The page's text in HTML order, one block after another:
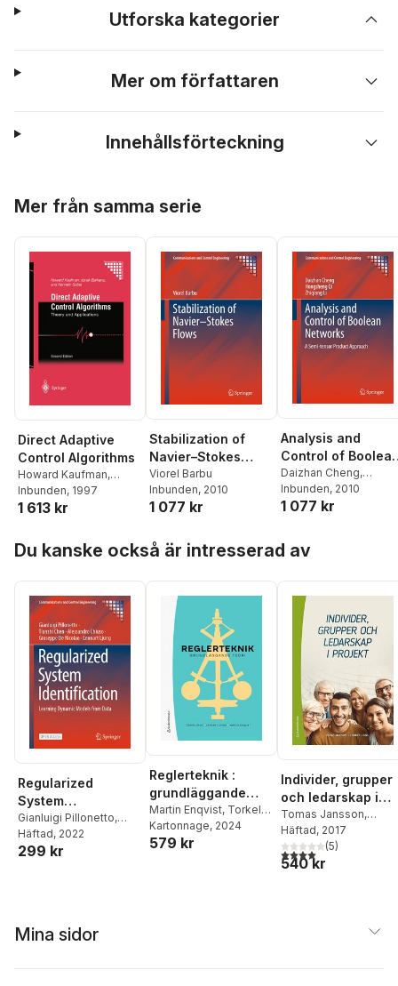
Utforska kategorier
Mer om författaren
Innehållsförteckning
Mer från samma serie
Direct Adaptive
Control Algorithms
Howard Kaufman,
Itzhak Barkana,
Sobel
Inbunden, 1997
1 613 kr
Stabilization of
Navier–Stokes
Flows
Viorel Barbu
Inbunden, 2010
1 077 kr
Analysis and
Control of
Networks
Daizhan Cheng,
Hongsheng Qi,
Zhiqiang Li
Inbunden, 2010
1 077 kr
Du kanske också är intresserad av
Regularized
System
Identification
Gianluigi Pillonetto,
Tianshi Chen
Alessandro Chiuso
Häftad, 2022
299 kr
Reglerteknik :
grundläggande
teori
Martin Enqvist, Torkel
Glad,Lennart Ljung
Kartonnage, 2024
579 kr
Individer, grupper
och ledarskap i
projekt
Tomas Jansson,
Lennart Ljung
Häftad, 2017
4,0utav 5 stjärnor.
(5)
540 kr
Mina sidor